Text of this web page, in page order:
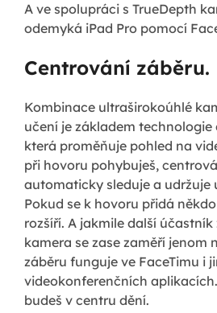
A ve spolupráci s TrueDepth
odemyká iPad Pro pomocí
Centrování záběru.
Kombinace ultraširokoúhlé
učení je základem
která proměňuje pohled na
při hovoru pohybuješ,
automaticky sleduje a udržuje
Pokud se k hovoru přidá
rozšíří. A jakmile další účastník
kamera se zase zaměří jenom
záběru funguje ve FaceTimu i
videokonferenčních
budeš v centru dění.